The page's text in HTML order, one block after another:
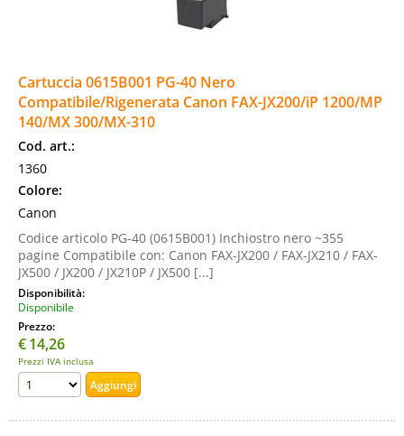
Cartuccia 0615B001 PG-40 Nero
Compatibile/Rigenerata Canon FAX-JX200/iP 1200/MP
140/MX 300/MX-310
Cod. art.:
1360
Colore:
Canon
Codice articolo PG-40 (0615B001) Inchiostro nero ~355
pagine Compatibile con: Canon FAX-JX200 / FAX-JX210 / FAX-
JX500 / JX200 / JX210P / JX500 [...]
Disponibilità:
Disponibile
Prezzo:
€14,26
Prezzi IVA inclusa